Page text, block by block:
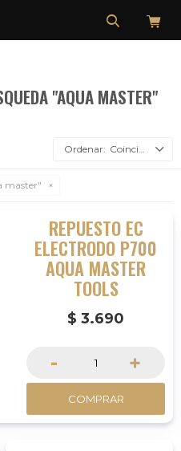
"AQUA MASTER"
Coincidencia
master"
REPUESTO EC
ELECTRODO P700
AQUA MASTER
TOOLS
$ 3.690
- +
COMPRAR